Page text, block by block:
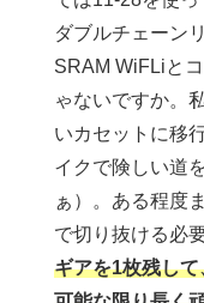
ダブルチェーン
SRAM WiFLiと
ゃないですか。
いカセットに移
イクで険しい道
ぁ）。ある程度
で切り抜ける必
ギアを1枚残し